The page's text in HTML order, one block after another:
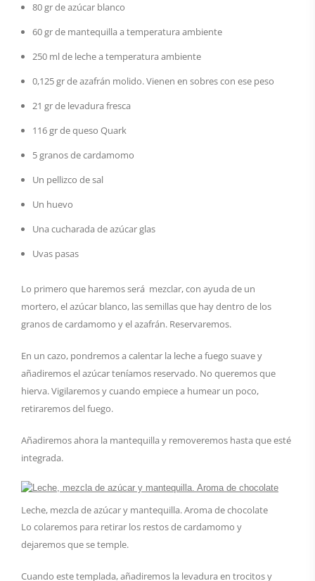
80 gr de azúcar blanco
60 gr de mantequilla a temperatura ambiente
250 ml de leche a temperatura ambiente
0,125 gr de azafrán molido. Vienen en sobres con ese peso
21 gr de levadura fresca
116 gr de queso Quark
5 granos de cardamomo
Un pellizco de sal
Un huevo
Una cucharada de azúcar glas
Uvas pasas
Lo primero que haremos será mezclar, con ayuda de un
mortero, el azúcar blanco, las semillas que hay dentro de los
granos de cardamomo y el azafrán. Reservaremos.
En un cazo, pondremos a calentar la leche a fuego suave y
añadiremos el azúcar teníamos reservado. No queremos que
hierva. Vigilaremos y cuando empiece a humear un poco,
retiraremos del fuego.
Añadiremos ahora la mantequilla y removeremos hasta que esté
integrada.
Leche, mezcla de azúcar y mantequilla. Aroma de chocolate
Lo colaremos para retirar los restos de cardamomo y
dejaremos que se temple.
Cuando este templada, añadiremos la levadura en trocitos y